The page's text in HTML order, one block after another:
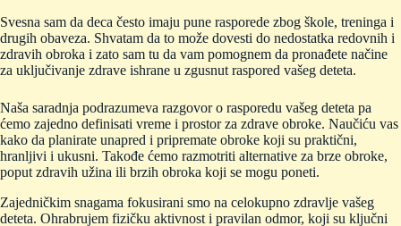
Svesna sam da deca često imaju pune rasporede zbog škole, treninga i
drugih obaveza. Shvatam da to može dovesti do nedostatka redovnih i
zdravih obroka i zato sam tu da vam pomognem da pronađete načine
za uključivanje zdrave ishrane u zgusnut raspored vašeg deteta.
Naša saradnja podrazumeva razgovor o rasporedu vašeg deteta pa
ćemo zajedno definisati vreme i prostor za zdrave obroke. Naučiću vas
kako da planirate unapred i pripremate obroke koji su praktični,
hranljivi i ukusni. Takođe ćemo razmotriti alternative za brze obroke,
poput zdravih užina ili brzih obroka koji se mogu poneti.
Zajedničkim snagama fokusirani smo na celokupno zdravlje vašeg
deteta. Ohrabrujem fizičku aktivnost i pravilan odmor, koji su ključni